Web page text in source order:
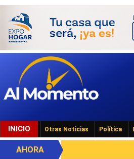
INICIO Otras Noticias Política
AHORA